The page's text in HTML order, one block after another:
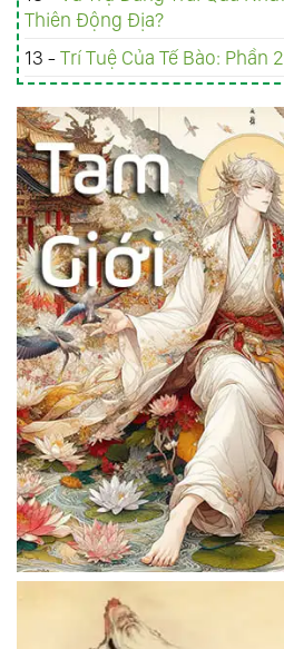
Thiên Động Địa?
13 -Trí Tuệ Của Tế Bào: Phần 2